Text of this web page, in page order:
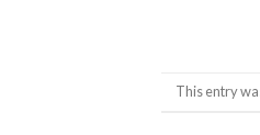
This entry